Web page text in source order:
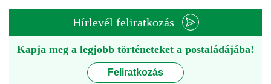
Hírlevél feliratkozás
Kapja meg a legjobb történeteket a postaládájába!
Feliratkozás